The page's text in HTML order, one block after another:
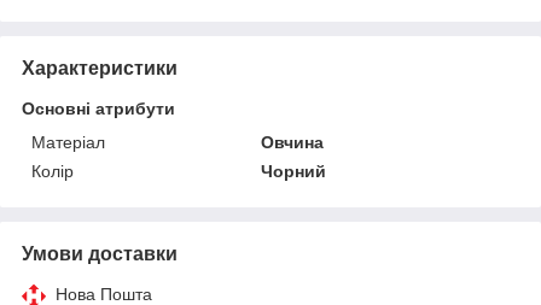
Характеристики
Основні атрибути
Матеріал
Овчина
Колір
Чорний
Умови доставки
Нова Пошта